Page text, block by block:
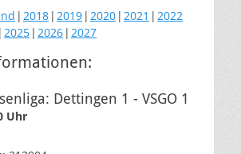
2018 2019 2020 2021
2022
2025 2026 2027
Dettingen 1 - VSGO 1
Uhr